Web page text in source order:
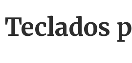
Teclados